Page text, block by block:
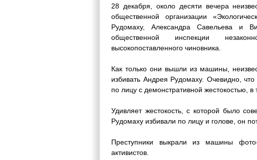
28 декабря, около десяти вечера
общественной организации
Рудомаху, Александра Савельева и
общественной инспекции
высокопоставленного чиновника.
Как только они вышли из машины,
избивать Андрея Рудомаху. Очевидно,
по лицу с демонстративной жестокостью,
Удивляет жестокость, с которой было
Рудомаху избивали по лицу и голове, он
Преступники выкрали из машины
активистов.